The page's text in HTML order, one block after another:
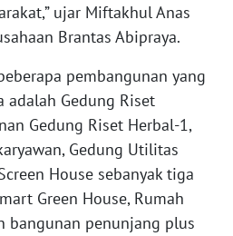
ujar Miftakhul Anas
Brantas Abipraya.
pembangunan yang
Gedung Riset
Gedung Riset Herbal-1,
Gedung Utilitas
House sebanyak tiga
Green House, Rumah
bangunan penunjang plus